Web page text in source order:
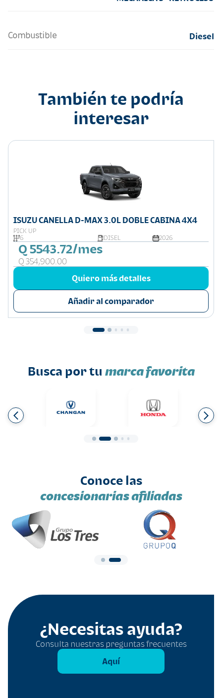
Combustible Diesel
También te podría
interesar
ISUZU CANELLA D-MAX 3.0L DOBLE CABINA 4X4
PICK UP
6
DISEL 2026
Q 5543.72/mes
Q 354,900.00
Quiero más detalles
Añadir al comparador
Busca por tu marca favorita
Conoce las
concesionarias afiliadas
¿Necesitas ayuda?
Consulta nuestras preguntas frecuentes
Aquí